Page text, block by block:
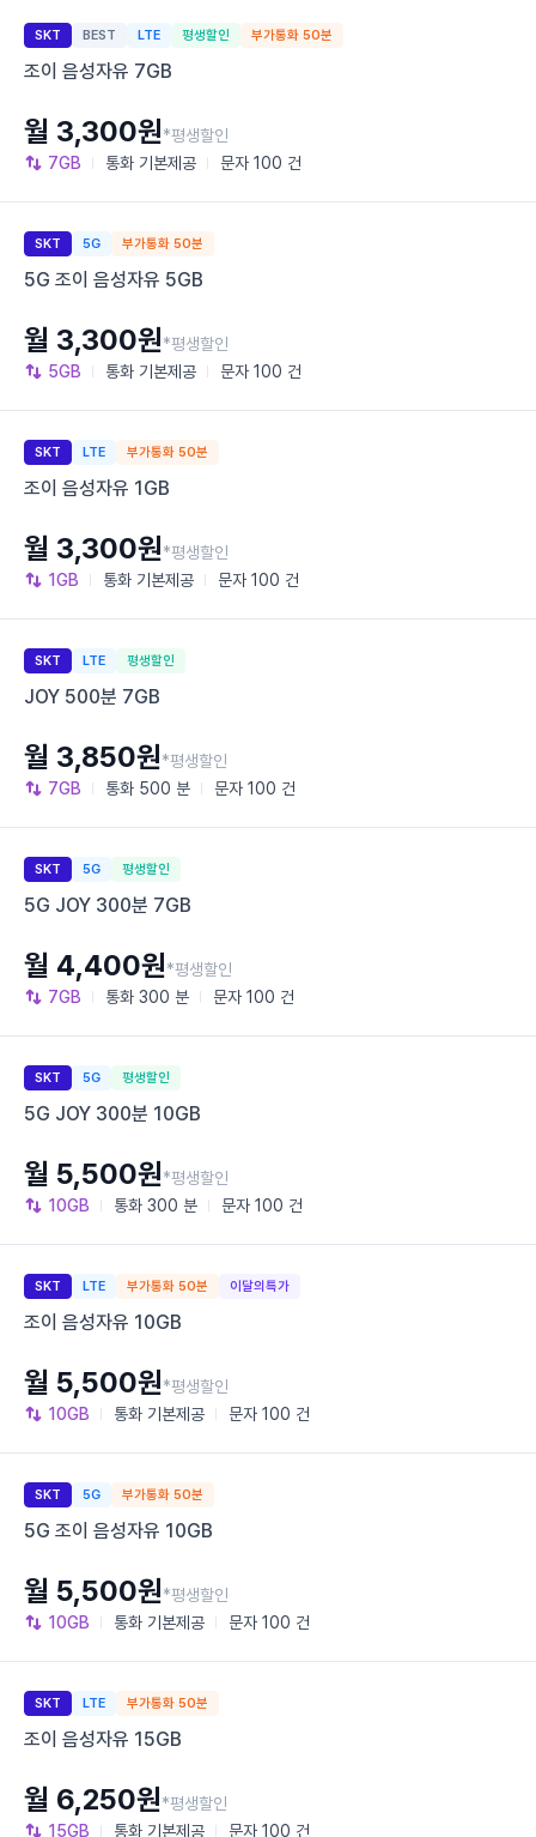
SKT BEST LTE 평생할인 부가통화 50분
조이 음성자유 7GB
7GB 통화 기본제공 문자 100 건
월 3,300원*평생할인
SKT 5G 부가통화 50분
5G 조이 음성자유 5GB
5GB 통화 기본제공 문자 100 건
월 3,300원*평생할인
SKT LTE 부가통화 50분
조이 음성자유 1GB
1GB 통화 기본제공 문자 100 건
월 3,300원*평생할인
SKT LTE 평생할인
JOY 500분 7GB
7GB 통화 500 분 문자 100 건
월 3,850원*평생할인
SKT 5G 평생할인
5G JOY 300분 7GB
7GB 통화 300 분 문자 100 건
월 4,400원*평생할인
SKT 5G 평생할인
5G JOY 300분 10GB
10GB 통화 300 분 문자 100 건
월 5,500원*평생할인
SKT LTE 부가통화 50분 이달의특가
조이 음성자유 10GB
10GB 통화 기본제공 문자 100 건
월 5,500원*평생할인
SKT 5G 부가통화 50분
5G 조이 음성자유 10GB
10GB 통화 기본제공 문자 100 건
월 5,500원*평생할인
SKT LTE 부가통화 50분
조이 음성자유 15GB
15GB 통화 기본제공 문자 100 건
월 6,250원*평생할인